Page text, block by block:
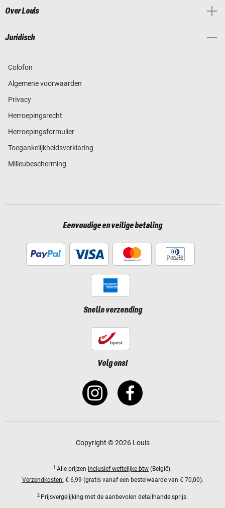
Over Louis
Juridisch
Colofon
Algemene voorwaarden
Privacy
Herroepingsrecht
Herroepingsformulier
Toegankelijkheidsverklaring
Milieubescherming
Eenvoudige en veilige betaling
Snelle verzending
Volg ons!
Copyright © 2026 Louis
1 Alle prijzen inclusief wettelijke btw (België).
Verzendkosten: € 6,99 (gratis vanaf een bestelwaarde van € 70,00).
2 Prijsvergelijking met de aanbevolen detailhandelsprijs.